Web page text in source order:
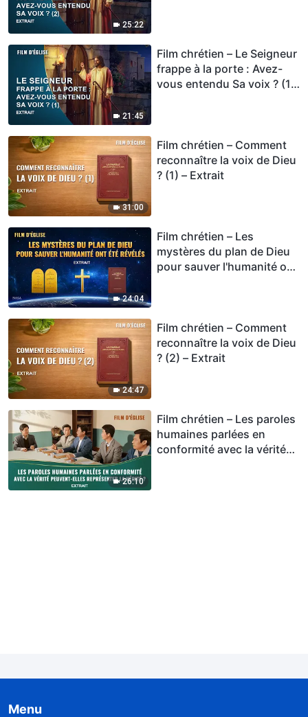
25:22
21:45
Film chrétien – Le Seigneur
frappe à la porte : Avez-
vous entendu Sa voix ? (1)
31:00
Film chrétien – Comment
reconnaître la voix de Dieu
? (1) – Extrait
24:04
Film chrétien – Les
mystères du plan de Dieu
pour sauver l'humanité ont
24:47
Film chrétien – Comment
reconnaître la voix de Dieu
? (2) – Extrait
26:10
Film chrétien – Les paroles
humaines parlées en
conformité avec la vérité
Menu